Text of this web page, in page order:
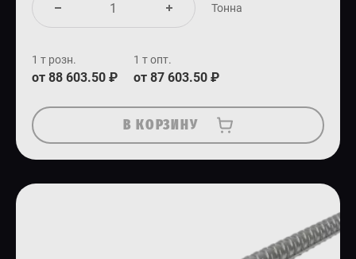
Тонна
1 т розн.
от 88 603.50 ₽
1 т опт.
от 87 603.50 ₽
В КОРЗИНУ